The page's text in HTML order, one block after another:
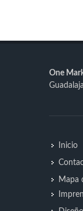
One
Inicio
Mapa